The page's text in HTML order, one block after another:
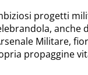
progetti
anche
Militare,
propaggine